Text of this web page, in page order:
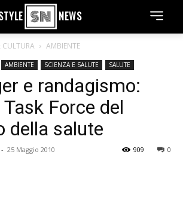
NEWS
CULTURA AMBIENTE
AMBIENTE SCIENZA E SALUTE SALUTE
e randagismo:
Force del
della salute
- 25 Maggio 2010 0
909